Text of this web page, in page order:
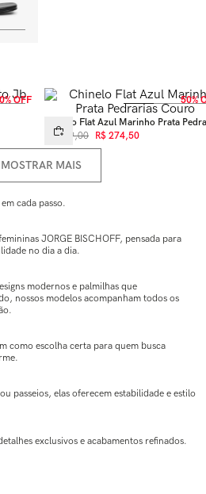
OFF
50%
Chinelo Flat Azul Marinho Prata
Couro
R$ 549,00 R$ 274,50
MOSTRAR MAIS
cada passo.
JORGE BISCHOFF, pensada para
no dia a dia.
modernos e palmilhas que
nossos modelos acompanham todos os
como escolha certa para quem busca
passeios, elas oferecem estabilidade e estilo
exclusivos e acabamentos refinados.